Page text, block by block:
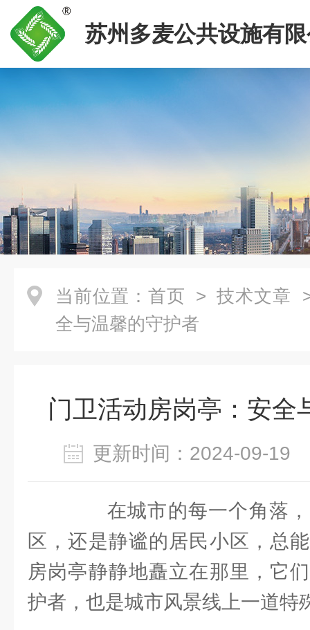
苏州多麦公共设施有
当前位置： 首页 > 技术文章
全与温馨的守护者
门卫活动房岗亭：安全
更新时间：2024-09-
在城市的每一个角落，
区，还是静谧的居民小区，总
房岗亭静静地矗立在那里，它
护者，也是城市风景线上一道特